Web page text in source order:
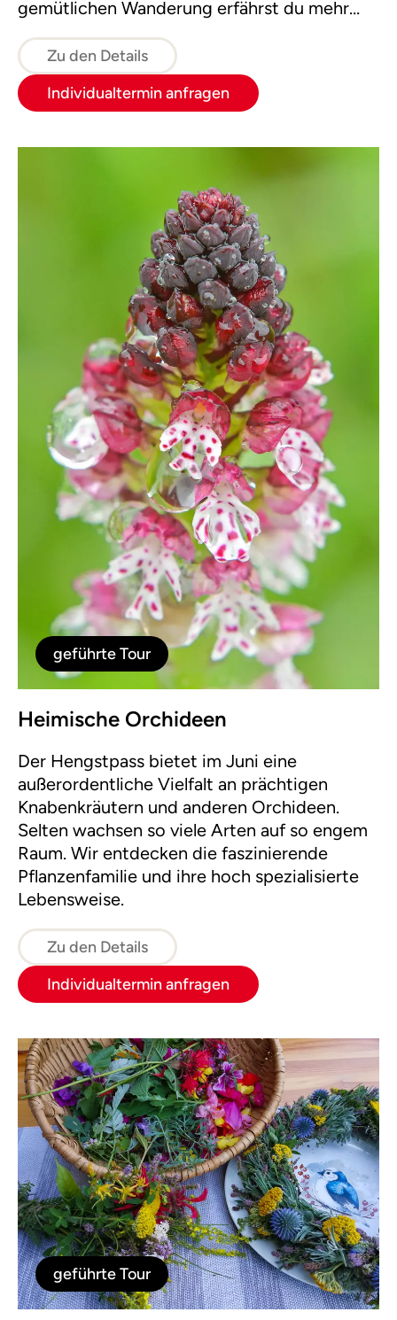
gemütlichen Wanderung erfährst du mehr
ihre Spuren.
Zu den Details
Individualtermin anfragen
geführte Tour
Heimische Orchideen
Der Hengstpass bietet im Juni eine
außerordentliche Vielfalt an prächtigen
Knabenkräutern und anderen Orchideen.
Selten wachsen so viele Arten auf so engem
Raum. Wir entdecken die faszinierende
Pflanzenfamilie und ihre hoch spezialisierte
Lebensweise.
Zu den Details
Individualtermin anfragen
geführte Tour